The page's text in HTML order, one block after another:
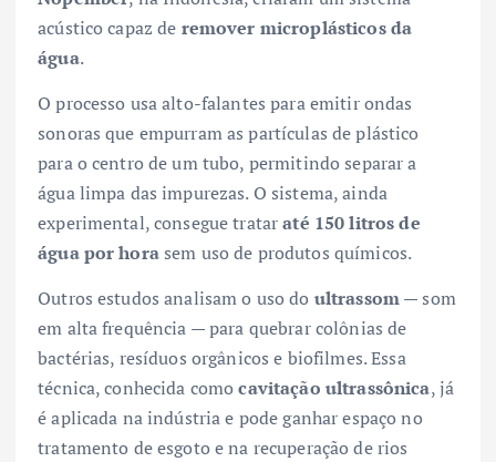
acústico capaz de remover microplásticos da
água.
O processo usa alto-falantes para emitir ondas
sonoras que empurram as partículas de plástico
para o centro de um tubo, permitindo separar a
água limpa das impurezas. O sistema, ainda
experimental, consegue trataraté 150 litros de
água por horasem uso de produtos químicos.
Outros estudos analisam o uso do ultrassom— som
em alta frequência — para quebrar colônias de
bactérias, resíduos orgânicos e biofilmes. Essa
técnica, conhecida comocavitação ultrassônica, já
é aplicada na indústria e pode ganhar espaço no
tratamento de esgoto e na recuperação de rios